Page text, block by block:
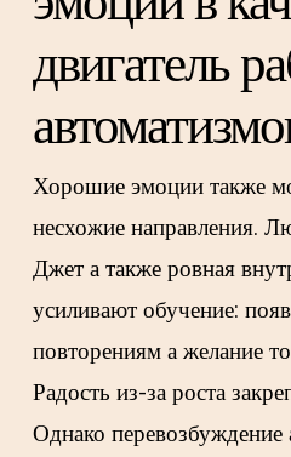
двигатель
Хорошие эмоции также
несхожие направления.
Джет а также ровная
усиливают обучение:
повторениям а желание
Радость из-за роста
Однако